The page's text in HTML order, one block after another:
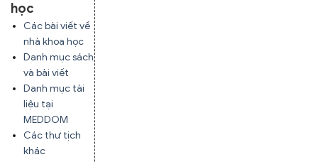
học
Các bài viết về
nhà khoa học
Danh mục sách
và bài viết
Danh mục tài
liệu tại
MEDDOM
Các thư tịch
khác